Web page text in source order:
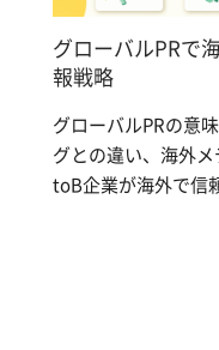
グローバルPRで
報戦略
グローバルPRの意
グとの違い、海外
toB企業が海外で信